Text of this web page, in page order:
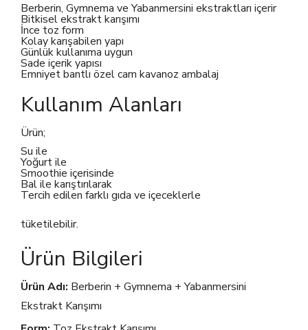
Berberin, Gymnema ve Yabanmersini ekstraktları içerir
Bitkisel ekstrakt karışımı
İnce toz form
Kolay karışabilen yapı
Günlük kullanıma uygun
Sade içerik yapısı
Emniyet bantlı özel cam kavanoz ambalaj
Kullanım Alanları
Ürün;
Su ile
Yoğurt ile
Smoothie içerisinde
Bal ile karıştırılarak
Tercih edilen farklı gıda ve içeceklerle
tüketilebilir.
Ürün Bilgileri
Ürün Adı: Berberin + Gymnema + Yabanmersini
Ekstrakt Karışımı